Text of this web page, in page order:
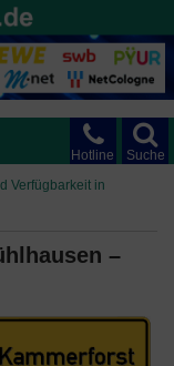
Suche
Hotline
Verfügbarkeit in
–